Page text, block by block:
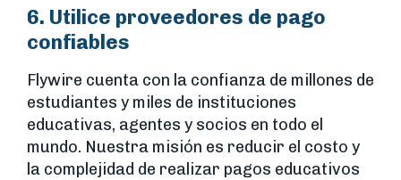
6. Utilice proveedores de pago
confiables
Flywire cuenta con la confianza de millones de
estudiantes y miles de instituciones
educativas, agentes y socios en todo el
mundo. Nuestra misión es reducir el costo y
la complejidad de realizar pagos educativos